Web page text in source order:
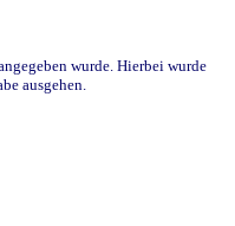
wurde. Hierbei wurde
ausgehen.